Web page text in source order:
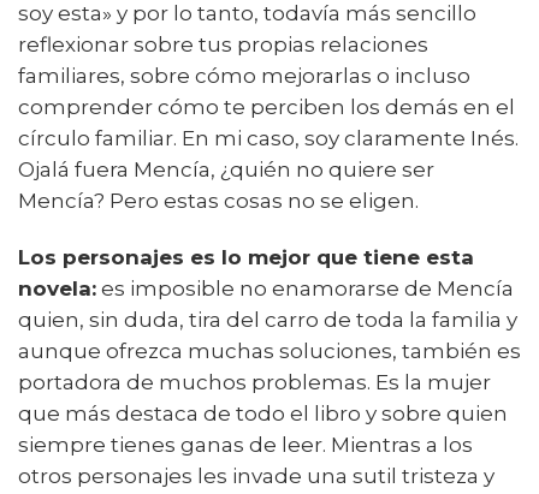
soy esta» y por lo tanto, todavía más sencillo
reflexionar sobre tus propias relaciones
familiares, sobre cómo mejorarlas o incluso
comprender cómo te perciben los demás en el
círculo familiar. En mi caso, soy claramente Inés.
Ojalá fuera Mencía, ¿quién no quiere ser
Mencía? Pero estas cosas no se eligen.
Los personajes es lo mejor que tiene esta
novela: es imposible no enamorarse de Mencía
quien, sin duda, tira del carro de toda la familia y
aunque ofrezca muchas soluciones, también es
portadora de muchos problemas. Es la mujer
que más destaca de todo el libro y sobre quien
siempre tienes ganas de leer. Mientras a los
otros personajes les invade una sutil tristeza y